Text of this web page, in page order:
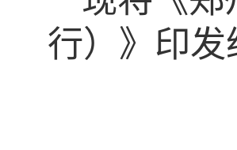
行） 》 印